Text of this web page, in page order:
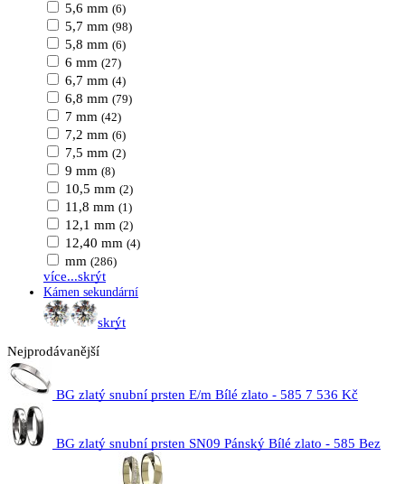
5,6 mm (6)
5,7 mm (98)
5,8 mm (6)
6 mm (27)
6,7 mm (4)
6,8 mm (79)
7 mm (42)
7,2 mm (6)
7,5 mm (2)
9 mm (8)
10,5 mm (2)
11,8 mm (1)
12,1 mm (2)
12,40 mm (4)
mm (286)
více...skrýt
Kámen sekundární
skrýt
Nejprodávanější
BG zlatý snubní prsten E/m Bílé zlato - 585 7 536 Kč
BG zlatý snubní prsten SN09 Pánský Bílé zlato - 585 Bez